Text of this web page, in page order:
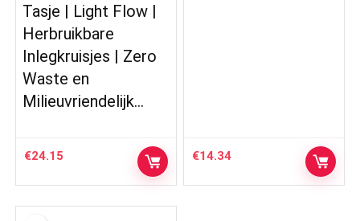
Tasje | Light Flow |
Herbruikbare
Inlegkruisjes | Zero
Waste en
Milieuvriendelijk…
€24.15 €14.34